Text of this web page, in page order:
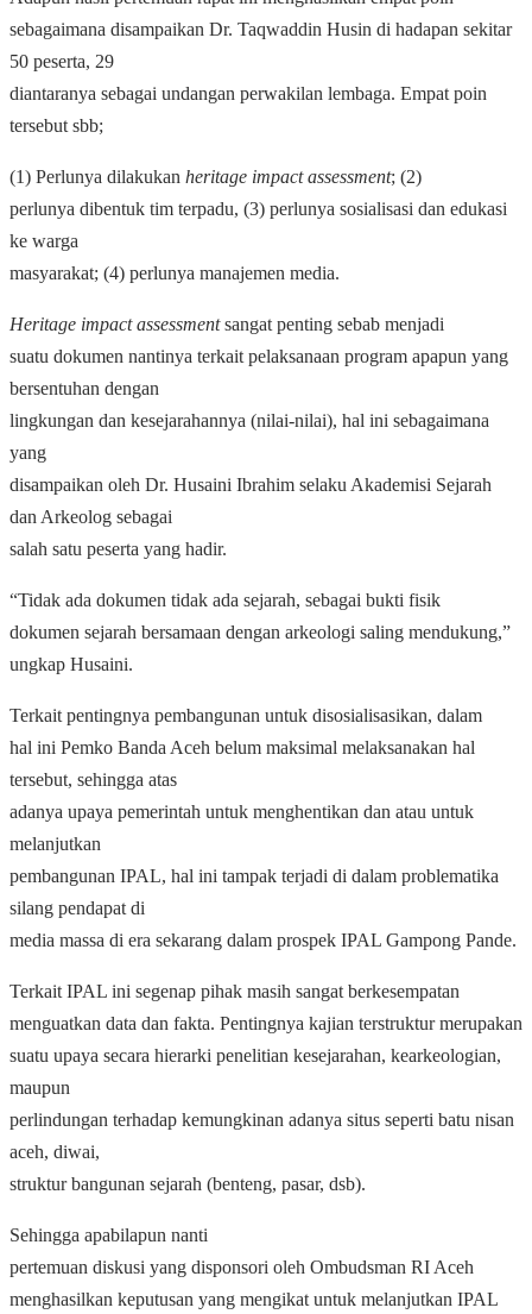
sebagaimana disampaikan Dr. Taqwaddin Husin di hadapan sekitar
50 peserta, 29
diantaranya sebagai undangan perwakilan lembaga. Empat poin
tersebut sbb;
(1) Perlunya dilakukan heritage impact assessment; (2)
perlunya dibentuk tim terpadu, (3) perlunya sosialisasi dan edukasi
ke warga
masyarakat; (4) perlunya manajemen media.
Heritage impact assessmentsangat penting sebab menjadi
suatu dokumen nantinya terkait pelaksanaan program apapun yang
bersentuhan dengan
lingkungan dan kesejarahannya (nilai-nilai), hal ini sebagaimana
yang
disampaikan oleh Dr. Husaini Ibrahim selaku Akademisi Sejarah
dan Arkeolog sebagai
salah satu peserta yang hadir.
“Tidak ada dokumen tidak ada sejarah, sebagai bukti fisik
dokumen sejarah bersamaan dengan arkeologi saling mendukung,”
ungkap Husaini.
Terkait pentingnya pembangunan untuk disosialisasikan, dalam
hal ini Pemko Banda Aceh belum maksimal melaksanakan hal
tersebut, sehingga atas
adanya upaya pemerintah untuk menghentikan dan atau untuk
melanjutkan
pembangunan IPAL, hal ini tampak terjadi di dalam problematika
silang pendapat di
media massa di era sekarang dalam prospek IPAL Gampong Pande.
Terkait IPAL ini segenap pihak masih sangat berkesempatan
menguatkan data dan fakta. Pentingnya kajian terstruktur merupakan
suatu upaya secara hierarki penelitian kesejarahan, kearkeologian,
maupun
perlindungan terhadap kemungkinan adanya situs seperti batu nisan
aceh, diwai,
struktur bangunan sejarah (benteng, pasar, dsb).
Sehingga apabilapun nanti
pertemuan diskusi yang disponsori oleh Ombudsman RI Aceh
menghasilkan keputusan yang mengikat untuk melanjutkan IPAL